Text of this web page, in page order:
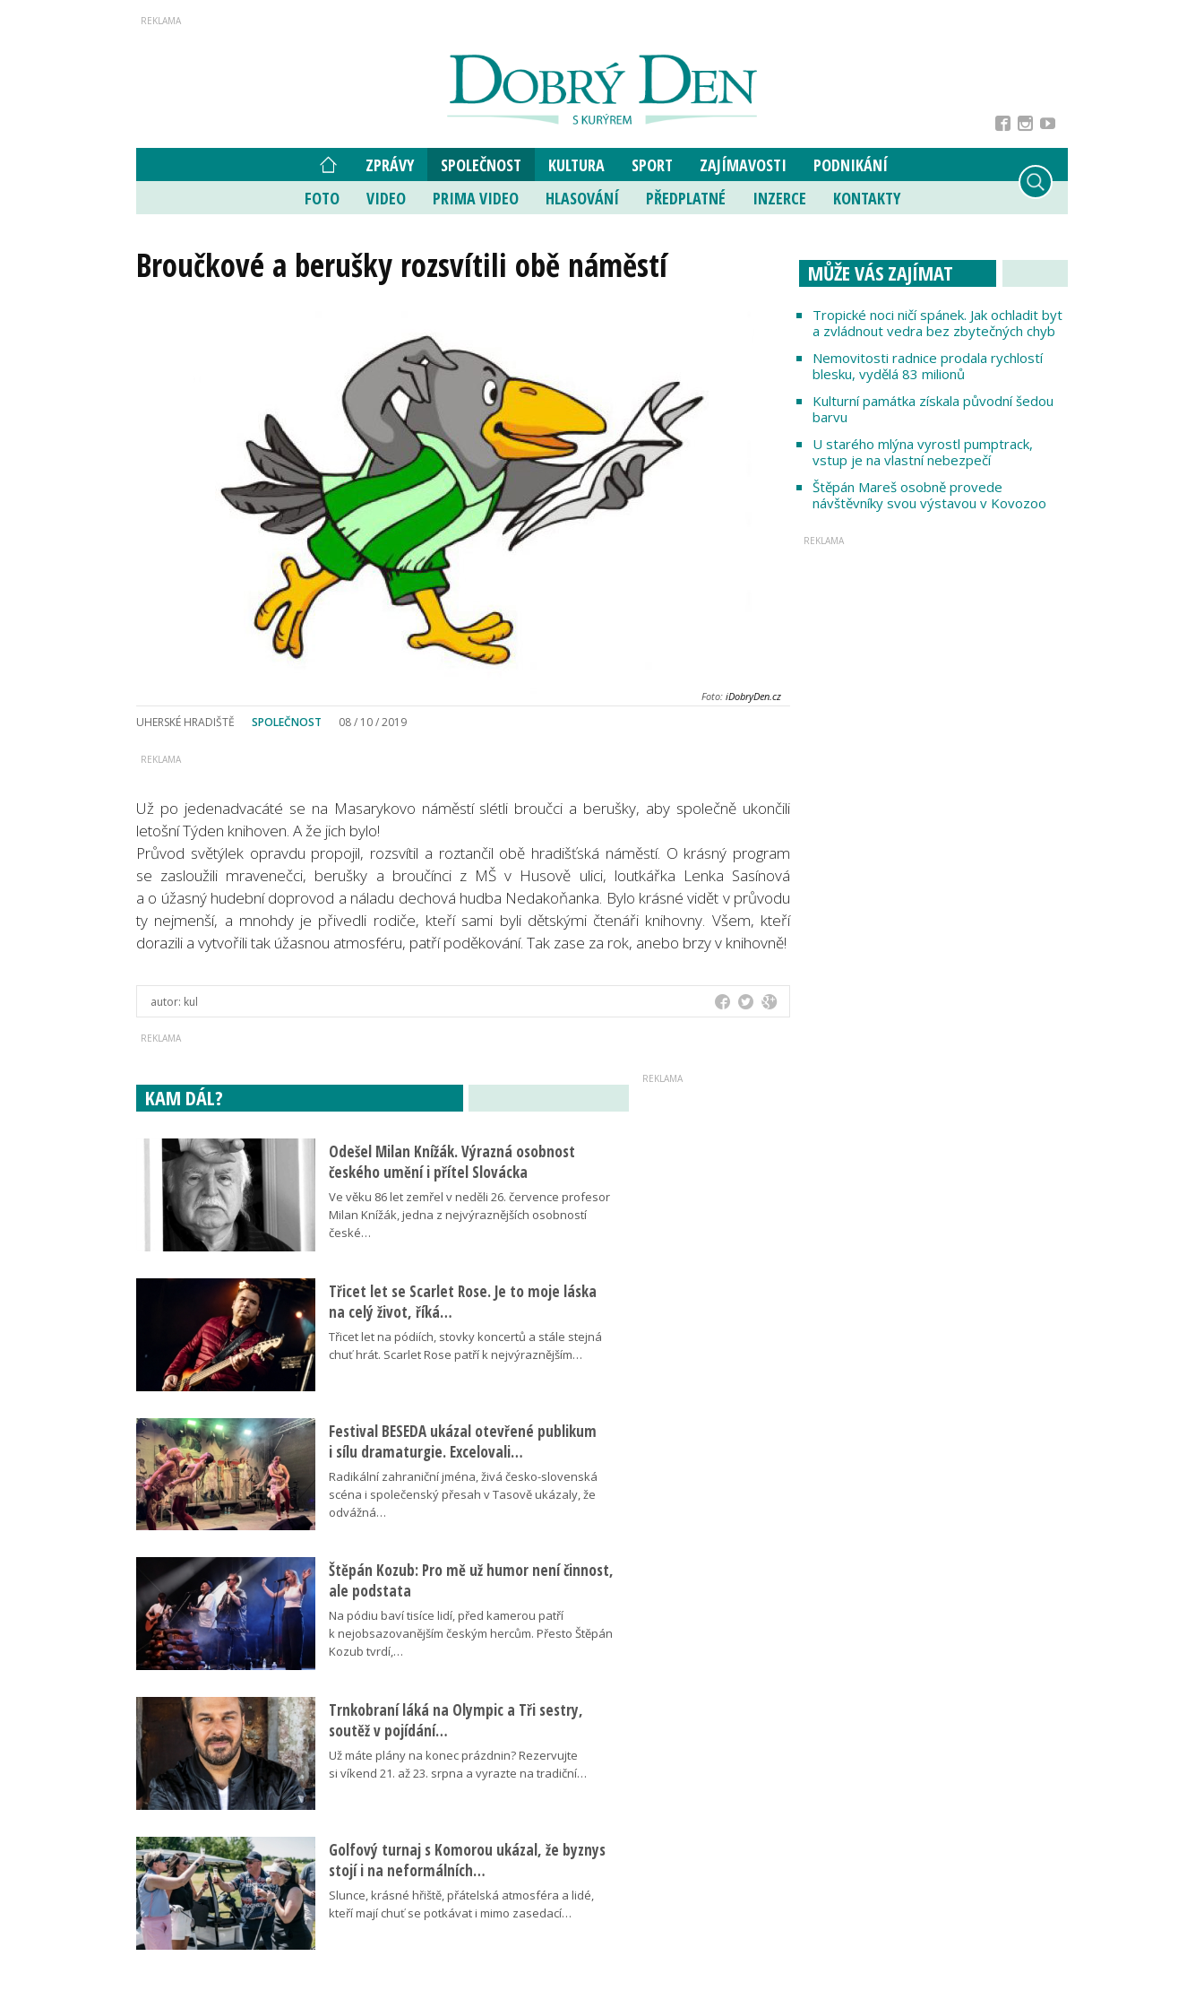
ZPRÁVY SPOLEČNOST KULTURA SPORT ZAJÍMAVOSTI
PODNIKÁNÍ
FOTO
VIDEO PRIMA VIDEO HLASOVÁNÍ PŘEDPLATNÉ INZERCE KONTAKTY
Broučkové a berušky rozsvítili obě náměstí
Foto: iDobryDen.cz
UHERSKÉ HRADIŠTĚ SPOLEČNOST 08 / 10 / 2019
Už po jedenadvacáté se na Masarykovo náměstí slétli broučci a berušky, aby společně ukončili
letošní Týden knihoven. A že jich bylo!
Průvod světýlek opravdu propojil, rozsvítil a roztančil obě hradišťská náměstí. O krásný program
se zasloužili mravenečci, berušky a broučínci z MŠ v Husově ulici, loutkářka Lenka Sasínová
a o úžasný hudební doprovod a náladu dechová hudba Nedakoňanka. Bylo krásné vidět v průvodu
ty nejmenší, a mnohdy je přivedli rodiče, kteří sami byli dětskými čtenáři knihovny. Všem, kteří
dorazili a vytvořili tak úžasnou atmosféru, patří poděkování. Tak zase za rok, anebo brzy v knihovně!
autor: kul
MŮŽE VÁS ZAJÍMAT
Tropické noci ničí spánek. Jak ochladit byt
a zvládnout vedra bez zbytečných chyb
Nemovitosti radnice prodala rychlostí
blesku, vydělá 83 milionů
Kulturní památka získala původní šedou
barvu
U starého mlýna vyrostl pumptrack,
vstup je na vlastní nebezpečí
Štěpán Mareš osobně provede
návštěvníky svou výstavou v Kovozoo
KAM DÁL?
Odešel Milan Knížák. Výrazná osobnost
českého umění i přítel Slovácka
Ve věku 86 let zemřel v neděli 26. července profesor
Milan Knížák, jedna z nejvýraznějších osobností
české…
Třicet let se Scarlet Rose. Je to moje láska
na celý život, říká…
Třicet let na pódiích, stovky koncertů a stále stejná
chuť hrát. Scarlet Rose patří k nejvýraznějším…
Festival BESEDA ukázal otevřené publikum
i sílu dramaturgie. Excelovali…
Radikální zahraniční jména, živá česko-slovenská
scéna i společenský přesah v Tasově ukázaly, že
odvážná…
Štěpán Kozub: Pro mě už humor není činnost,
ale podstata
Na pódiu baví tisíce lidí, před kamerou patří
k nejobsazovanějším českým hercům. Přesto Štěpán
Kozub tvrdí,…
Trnkobraní láká na Olympic a Tři sestry,
soutěž v pojídání…
Už máte plány na konec prázdnin? Rezervujte
si víkend 21. až 23. srpna a vyrazte na tradiční…
Golfový turnaj s Komorou ukázal, že byznys
stojí i na neformálních…
Slunce, krásné hřiště, přátelská atmosféra a lidé,
kteří mají chuť se potkávat i mimo zasedací…